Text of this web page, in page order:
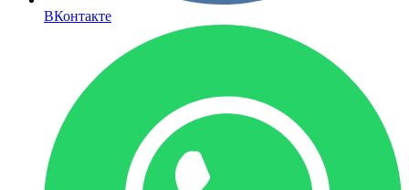
ВКонтакте